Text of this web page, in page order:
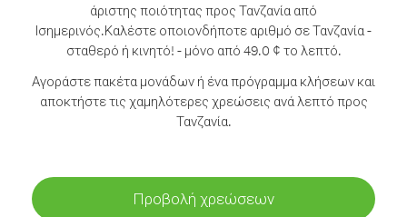
άριστης ποιότητας προς Τανζανία από
Ισημερινός.Καλέστε οποιονδήποτε αριθμό σε Τανζανία -
σταθερό ή κινητό! - μόνο από 49.0 ¢ το λεπτό.
Αγοράστε πακέτα μονάδων ή ένα πρόγραμμα κλήσεων και
αποκτήστε τις χαμηλότερες χρεώσεις ανά λεπτό προς
Τανζανία.
Προβολή χρεώσεων